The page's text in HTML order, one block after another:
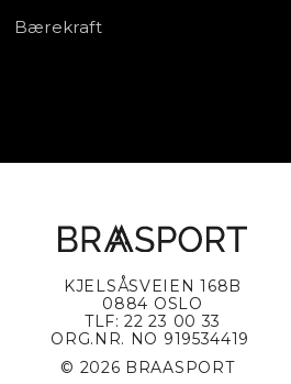
Bærekraft
KJELSÅSVEIEN 168B
0884 OSLO
TLF: 22 23 00 33
ORG.NR. NO 919534419
© 2026 BRAASPORT